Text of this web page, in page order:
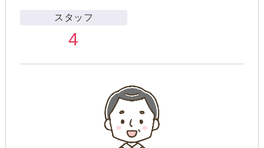
スタッフ
4